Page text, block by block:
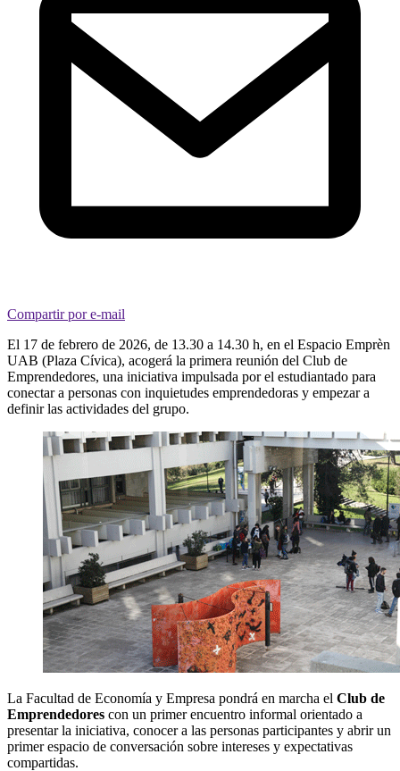
Compartir por e-mail
El 17 de febrero de 2026, de 13.30 a 14.30 h, en el Espacio Emprèn
UAB (Plaza Cívica), acogerá la primera reunión del Club de
Emprendedores, una iniciativa impulsada por el estudiantado para
conectar a personas con inquietudes emprendedoras y empezar a
definir las actividades del grupo.
La Facultad de Economía y Empresa pondrá en marcha el Club de
Emprendedores con un primer encuentro informal orientado a
presentar la iniciativa, conocer a las personas participantes y abrir un
primer espacio de conversación sobre intereses y expectativas
compartidas.